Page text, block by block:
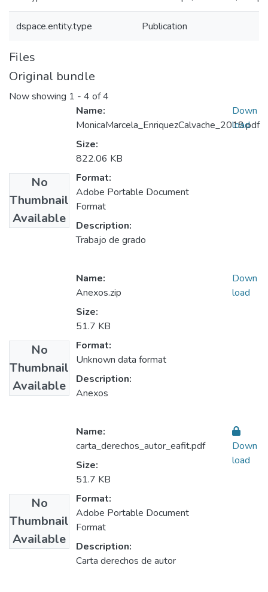
dspace.entity.type Publication
Files
Original bundle
Now showing 1 - 4 of 4
No
Thumbnail
Available
Name:
MonicaMarcela_EnriquezCalvache_2018.pdf
Size:
822.06 KB
Format:
Adobe Portable Document
Format
Description:
Trabajo de grado
Down
load
No
Thumbnail
Available
Name:
Anexos.zip
Size:
51.7 KB
Format:
Unknown data format
Description:
Anexos
Down
load
No
Thumbnail
Available
Name:
carta_derechos_autor_eafit.pdf
Size:
51.7 KB
Format:
Adobe Portable Document
Format
Description:
Carta derechos de autor
Down
load